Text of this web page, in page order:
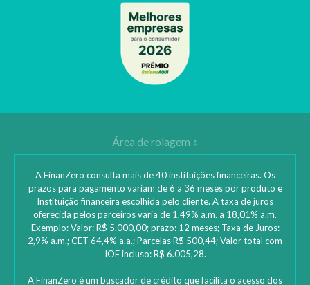
A FinanZero consulta mais de 40 instituições financeiras. Os
prazos para pagamento variam de 6 a 36 meses por produto e
Instituição financeira escolhida pelo cliente. A taxa de juros
oferecida pelos parceiros varia de 1,49% a.m. a 18,01% a.m.
Exemplo: Valor: R$ 5.000,00; prazo: 12 meses; Taxa de Juros:
2,9% a.m.; CET 64,4% a.a.; Parcelas R$ 500,44; Valor total com
IOF incluso: R$ 6.005,28.
A FinanZero é um buscador de crédito que facilita o acesso dos